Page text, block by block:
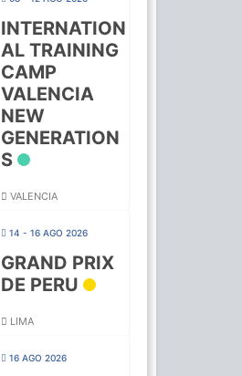
INTERNATION
AL TRAINING
CAMP
VALENCIA
NEW
GENERATION
S
VALENCIA
14 - 16 AGO 2026
GRAND PRIX
DE PERU
LIMA
16 AGO 2026